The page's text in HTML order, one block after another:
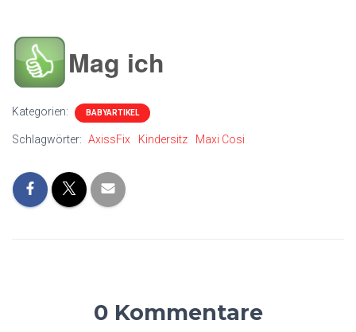
Mag ich
Kategorien: BABYARTIKEL
Schlagwörter: AxissFix Kindersitz Maxi Cosi
0 Kommentare